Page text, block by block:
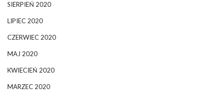
SIERPIEŃ 2020
LIPIEC 2020
CZERWIEC 2020
MAJ 2020
KWIECIEŃ 2020
MARZEC 2020